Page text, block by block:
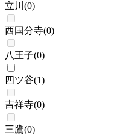
立川 (0)
西国分寺(0)
八王子(0)
四ツ谷(1)
吉祥寺(0)
三鷹(0)